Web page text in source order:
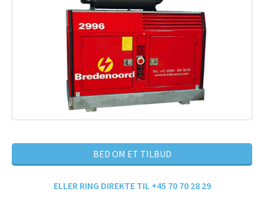
BED OM ET TILBUD
ELLER RING DIREKTE TIL +45 70 70 28 29